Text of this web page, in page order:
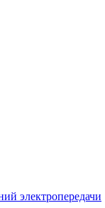
электропередачи